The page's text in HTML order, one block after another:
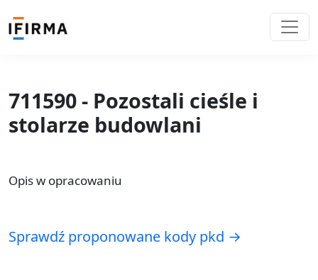
711590 - Pozostali cieśle i
stolarze budowlani
Opis w opracowaniu
Sprawdź proponowane kody pkd →